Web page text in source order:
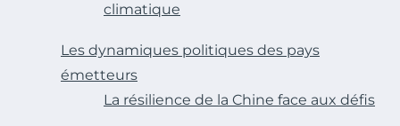
climatique
Les dynamiques politiques des pays
émetteurs
La résilience de la Chine face aux défis